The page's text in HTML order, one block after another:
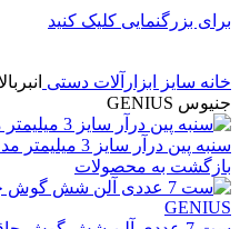
برای بزرگنمایی کلیک کنید
خانه سایز ابزارآلات دستی
جنیوس GENIUS
سنبه پین درآر سایز 3 میلیمتر مدل GENIUS 565123 برند جنیوس
بازگشت به محصولات